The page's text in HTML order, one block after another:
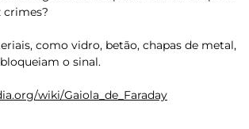
crimes?
como vidro, betão, chapas de metal,
o sinal.
wiki/Gaiola_de_Faraday